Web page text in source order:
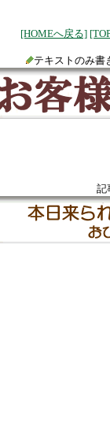
[HOMEへ戻る]
テキストのみ書
記